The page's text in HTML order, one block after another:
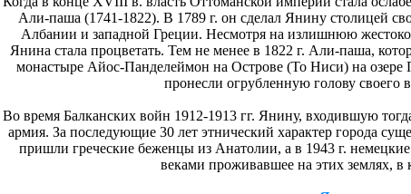
Али-паша (1741-1822). В 1789 г. он сделал Янину столицей
Албании и западной Греции. Несмотря на излишнюю
Янина стала процветать. Тем не менее в 1822 г. Али-паша,
монастыре Айос-Панделеймон на Острове (То Ниси) на озере
пронесли огрубленную голову своего
Во время Балканских войн 1912-1913 гг. Янину, входившую
армия. За последующие 30 лет этнический характер города
пришли греческие беженцы из Анатолии, а в 1943 г.
веками проживавшее на этих землях, в